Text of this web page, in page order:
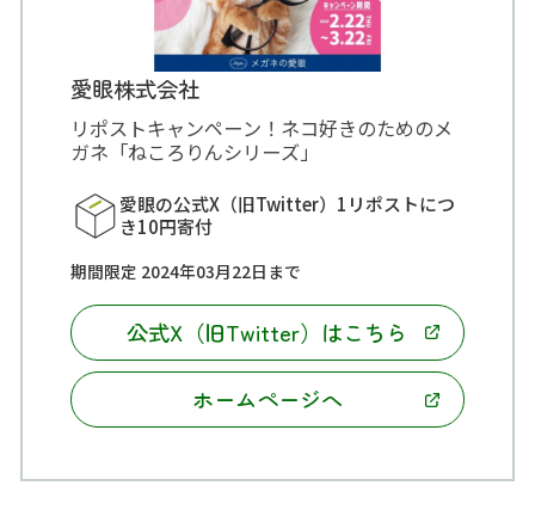
愛眼株式会社
リポストキャンペーン！ネコ好きのためのメ
ガネ「ねころりんシリーズ」
愛眼の公式X（旧Twitter）1リポストにつ
き10円寄付
期間限定 2024年03月22日まで
公式X（旧Twitter）はこちら
ホームページへ